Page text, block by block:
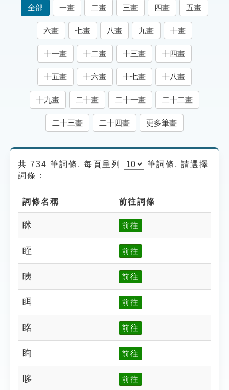
索引選單
知識索引
單字索引
生命大百科索引
遊戲專區
貓頭鷹博士
全部 一畫 二畫 三畫 四畫 五畫
六畫 七畫 八畫 九畫 十畫
十一畫 十二畫 十三畫 十四畫
十五畫 十六畫 十七畫 十八畫
十九畫 二十畫 二十一畫 二十二畫
二十三畫 二十四畫 更多筆畫
共 734 筆詞條, 每頁呈列 筆詞條, 請選擇
詞條：
詞條名稱 前往詞條
眯 前往
眰 前往
眱 前往
眲 前往
眳 前往
眴 前往
眵 前往